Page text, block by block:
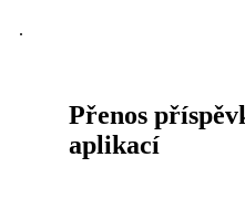
.
Přenos
aplikací